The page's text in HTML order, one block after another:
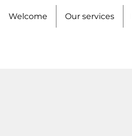
Welcome Our services